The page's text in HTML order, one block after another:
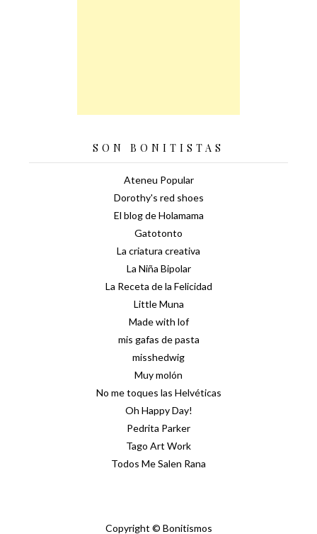
SON BONITISTAS
Ateneu Popular
Dorothy's red shoes
El blog de Holamama
Gatotonto
La criatura creativa
La Niña Bipolar
La Receta de la Felicidad
Little Muna
Made with lof
mis gafas de pasta
misshedwig
Muy molón
No me toques las Helvéticas
Oh Happy Day!
Pedrita Parker
Tago Art Work
Todos Me Salen Rana
Copyright © Bonitismos